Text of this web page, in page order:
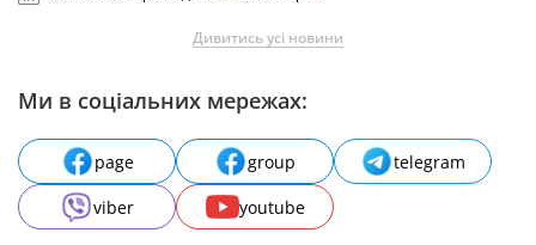
Дивитись усі новини
Ми в соціальних мережах:
page group
telegram
viber
youtube